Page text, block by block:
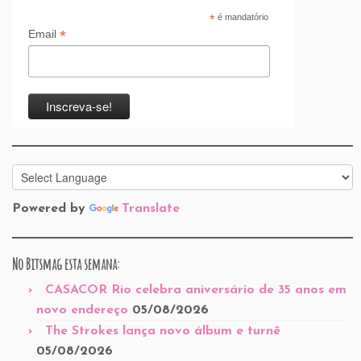
*é mandatório
Email *
Powered by Translate
No Bitsmag esta semana:
CASACOR Rio celebra aniversário de 35 anos em
novo endereço 05/08/2026
The Strokes lança novo álbum e turnê
05/08/2026